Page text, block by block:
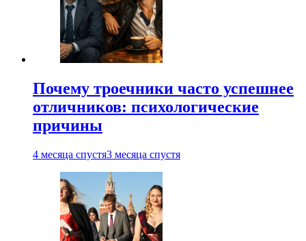
Почему троечники часто успешнее
отличников: психологические
причины
4 месяца спустя3 месяца спустя